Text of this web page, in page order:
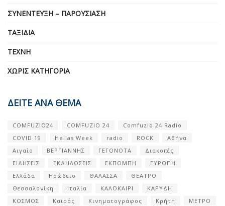
ΣΥΝΈΝΤΕΥΞΗ – ΠΑΡΟΥΣΊΑΣΗ
ΤΑΞΊΔΙΑ
ΤΈΧΝΗ
ΧΩΡΊΣ ΚΑΤΗΓΟΡΊΑ
ΔΕΙΤΕ ΑΝΑ ΘΕΜΑ
COMFUZIO24 COMFUZIO 24
Comfuzio 24 Radio
COVID 19
Hellas Week radio ROCK
Αθήνα
Αιγαίο
ΒΕΡΓΙΑΝΝΗΣ ΓΕΓΟΝΟΤΑ
Διακοπές
ΕΙΔΗΣΕΙΣ
ΕΚΔΗΛΩΣΕΙΣ ΕΚΠΟΜΠΗ
ΕΥΡΩΠΗ
Ελλάδα
Ηρώδειο ΘΑΛΑΣΣΑ
ΘΕΑΤΡΟ
Θεσσαλονίκη
Ιταλία ΚΑΛΟΚΑΙΡΙ
ΚΑΡΥΔΗ
ΚΟΣΜΟΣ
Καιρός Κινηματογράφος Κρήτη ΜΕΤΡΟ